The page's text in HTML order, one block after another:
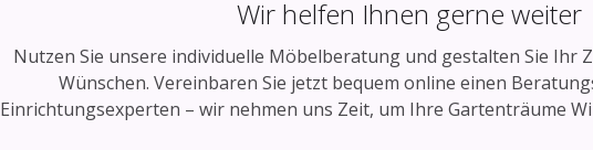
Wir helfen Ihnen gerne weiter
Nutzen Sie unsere individuelle Möbelberatung und gestalten Sie Ihr
Wünschen. Vereinbaren Sie jetzt bequem online einen
Einrichtungsexperten – wir nehmen uns Zeit, um Ihre Gartenträume